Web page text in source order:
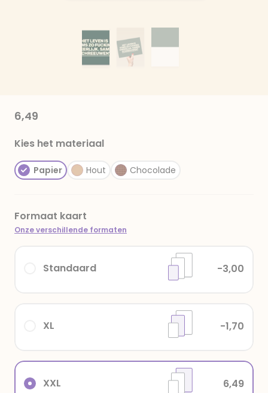
6,49
Kies het materiaal
Papier Hout Chocolade
Formaat kaart
Onze verschillende formaten
Standaard -3,00
XXL 6,49
XL -1,70